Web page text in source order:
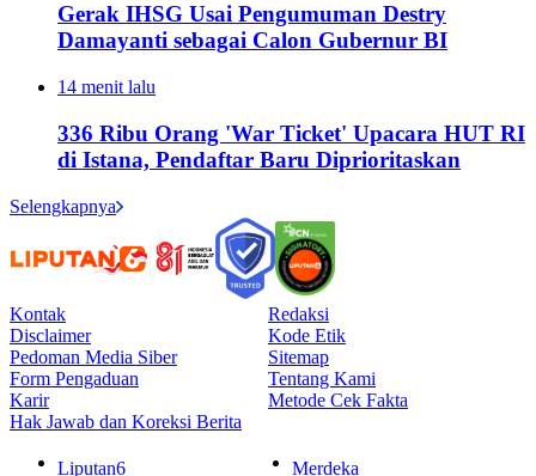
Gerak IHSG Usai Pengumuman Destry
Damayanti sebagai Calon Gubernur BI
14 menit lalu
336 Ribu Orang 'War Ticket' Upacara HUT RI
di Istana, Pendaftar Baru Diprioritaskan
Selengkapnya
Kontak
Redaksi
Disclaimer
Kode Etik
Pedoman Media Siber
Sitemap
Form Pengaduan
Tentang Kami
Karir
Metode Cek Fakta
Hak Jawab dan Koreksi Berita
Liputan6 Merdeka